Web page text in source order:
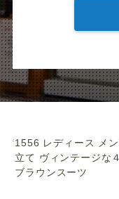
1556 レディース メ
立て ヴィンテージな
ブラウンスーツ